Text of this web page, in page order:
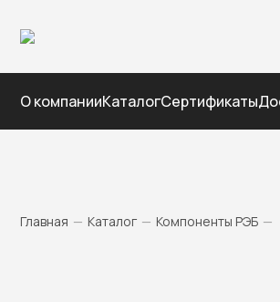
О компанииКаталогСертификаты
Главная — Каталог — Компоненты РЭБ —